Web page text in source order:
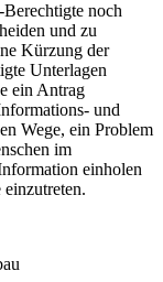
noch
und zu
Kürzung der
Unterlagen
ein Antrag
und
Wege, ein Problem
im
einholen